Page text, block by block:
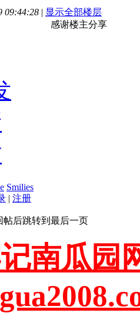
09:44:28 | 显示全部楼层
主分享
Smilies
| 注册
帖后跳转到最后一页
南瓜园